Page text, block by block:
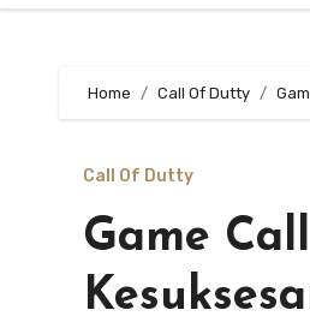
Home Call Of Dutty
Call Of Dutty
Game